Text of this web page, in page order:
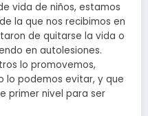
vida de niños, estamos
la que nos recibimos en
de quitarse la vida o
en autolesiones.
lo promovemos,
lo podemos evitar, y que
primer nivel para ser